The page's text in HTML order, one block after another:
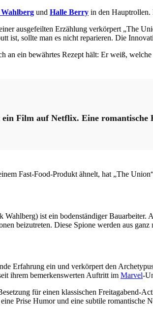
und Halle Berry in den
ausgefeilten Erzählung verkörpert „The
ist, sollte man es nicht reparieren. Die
an ein bewährtes Rezept hält: Er weiß,
ein Film auf Netflix. Eine
Fast-Food-Produkt ähnelt, hat „The
ist ein bodenständiger
beizutreten. Diese Spione werden aus
Erfahrung ein und verkörpert den
ihrem bemerkenswerten Auftritt im Marvel-
für einen klassischen Freitagabend-
Prise Humor und eine subtile romantische